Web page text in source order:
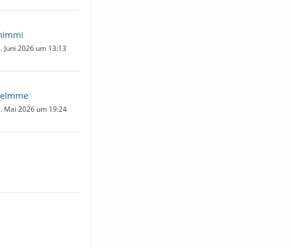
Juni 2026 um 13:13
Mai 2026 um 19:24